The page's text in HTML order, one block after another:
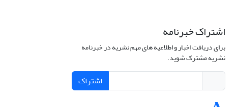
اشتراک خبرنامه
برای دریافت اخبار و اطلاعیه های مهم نشریه در خبرنامه
نشریه مشترک شوید.
اشتراک